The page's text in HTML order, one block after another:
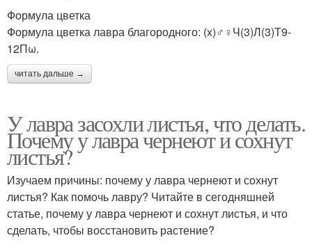
Формула цветка
Формула цветка лавра благородного: (х)♂♀Ч(3)Л(3)Т9-
12Пω.
читать дальше →
У лавра засохли листья, что делать.
Почему у лавра чернеют и сохнут
листья?
Изучаем причины: почему у лавра чернеют и сохнут
листья? Как помочь лавру? Читайте в сегодняшней
статье, почему у лавра чернеют и сохнут листья, и что
сделать, чтобы восстановить растение?